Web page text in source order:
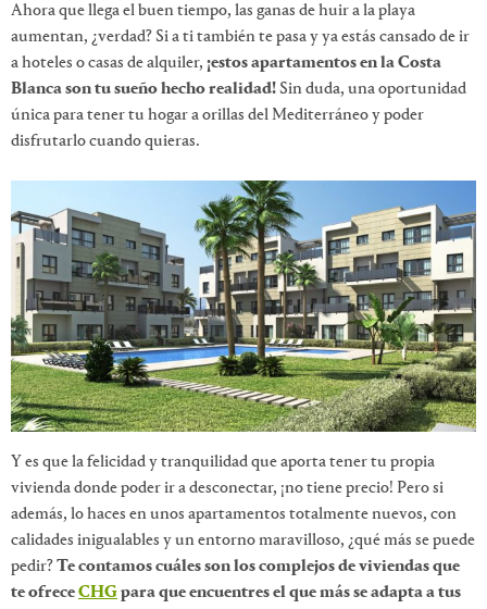
Ahora que llega el buen tiempo, las ganas de huir a la playa
aumentan, ¿verdad? Si a ti también te pasa y ya estás cansado de ir
a hoteles o casas de alquiler, ¡estos apartamentos en la Costa
Blanca son tu sueño hecho realidad!Sin duda, una oportunidad
única para tener tu hogar a orillas del Mediterráneo y poder
disfrutarlo cuando quieras.
Y es que la felicidad y tranquilidad que aporta tener tu propia
vivienda donde poder ir a desconectar, ¡no tiene precio! Pero si
además, lo haces en unos apartamentos totalmente nuevos, con
calidades inigualables y un entorno maravilloso, ¿qué más se puede
pedir?Te contamos cuáles son los complejos de viviendas que
te ofreceCHGpara que encuentres el que más se adapta a tus